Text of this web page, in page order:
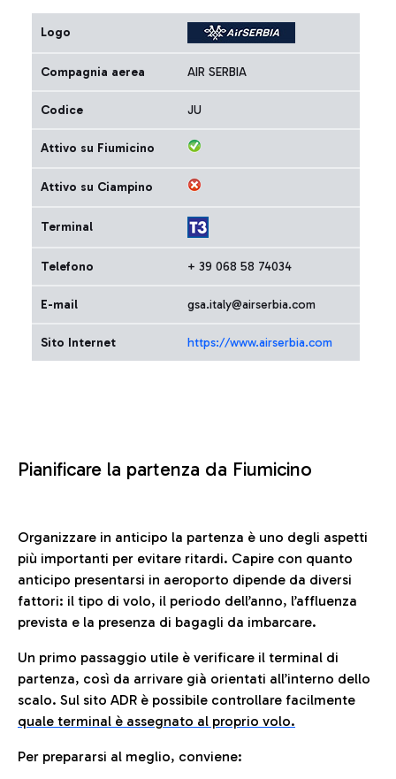
Logo
Compagnia aerea AIR SERBIA
Codice JU
Attivo su Fiumicino
Attivo su Ciampino
Terminal
Telefono + 39 068 58 74034
E-mail gsa.italy@airserbia.com
Sito Internet https://www.airserbia.com
Pianificare la partenza da Fiumicino
Organizzare in anticipo la partenza è uno degli aspetti
più importanti per evitare ritardi. Capire con quanto
anticipo presentarsi in aeroporto dipende da diversi
fattori: il tipo di volo, il periodo dell’anno, l’affluenza
prevista e la presenza di bagagli da imbarcare.
Un primo passaggio utile è verificare il terminal di
partenza, così da arrivare già orientati all’interno dello
scalo. Sul sito ADR è possibile controllare facilmente
quale terminal è assegnato al proprio volo.
Per prepararsi al meglio, conviene: